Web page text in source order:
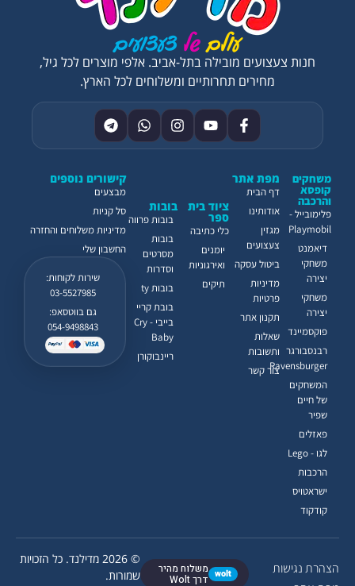
הצהרת נגישות
wolt משלוח מהיר
דרך Wolt
© 2026 מדילנד. כל הזכויות
שמורות.
קישורים נוספים
מבצעים
סל קניות
מדיניות משלוחים והחזרה
החשבון שלי
שירות לקוחות:
03-5527985
גם בווטסאפ:
054-9498843
ציוד בית
ספר
כלי כתיבה
יומנים
ואירגוניות
תיקים
בובות
בובות פרווה
בובות
מסרטים
וסדרות
בובות ty
בובת קריי
בייבי - Cry
Baby
ריינבוקורן
משחקים
קופסא
והרכבה
פלימובייל -
Playmobil
דיאמנט
משחקי
יצירה
משחקי
יצירה
פוקסמיינד
רבנסבורגר
Ravensburger
המשחקים
של חיים
שפיר
פאזלים
לגו - Lego
הרכבות
ישראטויס
קודקוד
מפת אתר
דף הבית
אודותינו
מגזין
צעצועים
ביטול עסקה
מדיניות
פרטיות
תקנון אתר
שאלות
ותשובות
צור קשר
חנות צעצועים מובילה בתל-אביב. אלפי מוצרים לכל גיל,
מחירים תחרותיים ומשלוחים לכל הארץ.